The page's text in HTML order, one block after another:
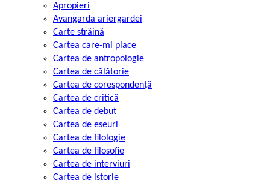
Apropieri
Avangarda ariergardei
Carte străină
Cartea care-mi place
Cartea de antropologie
Cartea de călătorie
Cartea de corespondență
Cartea de critică
Cartea de debut
Cartea de eseuri
Cartea de filologie
Cartea de filosofie
Cartea de interviuri
Cartea de istorie